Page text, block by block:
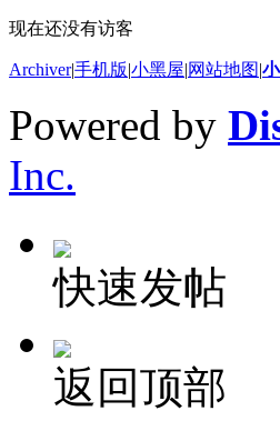
现在还没有访客
Archiver|手机版|小黑屋|网站地图|
Powered by
Inc.
快速发帖
返回顶部